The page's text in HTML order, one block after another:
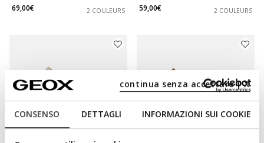
CONSENSO DETTAGLI INFORMAZIONI SUI COOKIE
continua senza accettare | X
69,00€
2 COULEURS
59,00€
2 COULEURS